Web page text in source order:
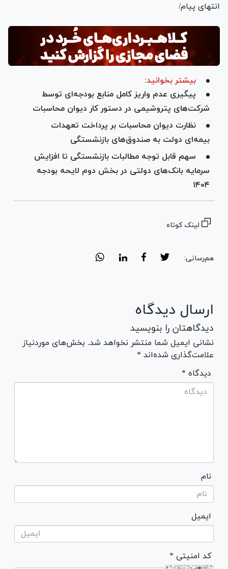
انتهای پیام/
بیشتر بخوانید:
پیگیری عدم واریز کامل منابع بودجه‌ای توسط
شرکت‌های پتروشیمی در دستور کار دیوان محاسبات
نظارت دیوان محاسبات بر پرداخت تعهدات
بیمه‌ای دولت به صندوق‌های بازنشستگی
سهم قابل توجه مطالبات بازنشستگی تا افزایش
سرمایه بانک‌های دولتی در بخش دوم لایحه بودجه
۱۴۰۴
لینک کوتاه
هم‌رسانی:
ارسال دیدگاه
دیدگاهتان را بنویسید
نشانی ایمیل شما منتشر نخواهد شد. بخش‌های موردنیاز
علامت‌گذاری شده‌اند *
* دیدگاه
نام
ایمیل
* کد امنیتی